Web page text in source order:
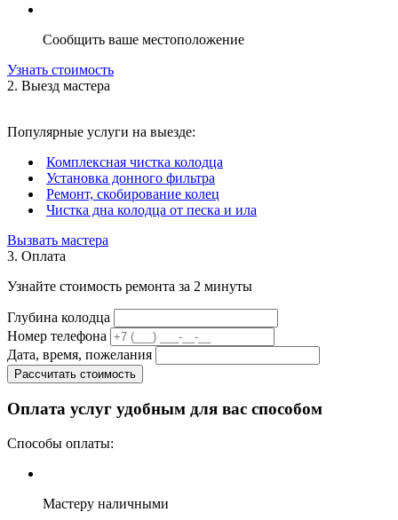
Сообщить ваше местоположение
Узнать стоимость
2. Выезд мастера
Популярные услуги на выезде:
Комплексная чистка колодца
Установка донного фильтра
Ремонт, скобирование колец
Чистка дна колодца от песка и ила
Вызвать мастера
3. Оплата
Узнайте стоимость ремонта за 2 минуты
Глубина колодца
Номер телефона
Дата, время, пожелания
Рассчитать стоимость
Оплата услуг удобным для вас способом
Способы оплаты:
Мастеру наличными